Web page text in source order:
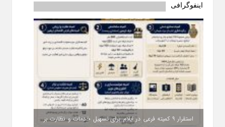
اینفوگرافی
استقرار ۹ کمیته فرعی در ایلام برای تسهیل خدمات و نظارت بر